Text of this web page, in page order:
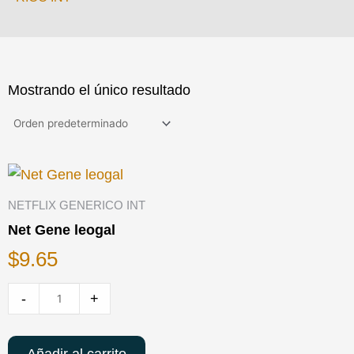
Mostrando el único resultado
NETFLIX GENERICO INT
Net Gene leogal
$9.65
Cantidad
leogal
- +